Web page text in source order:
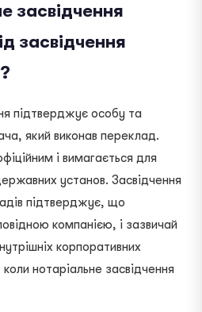
засвідчення
засвідчення
підтверджує особу та
який виконав переклад.
і вимагається для
установ. Засвідчення
підтверджує, що
компанією, і зазвичай
корпоративних
нотаріальне засвідчення